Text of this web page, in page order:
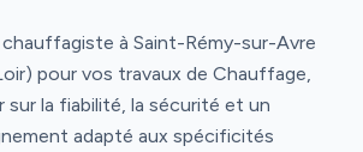
à Saint-Rémy-sur-Avre
pour vos travaux de Chauffage,
sur la fiabilité, la sécurité et un
adapté aux spécificités